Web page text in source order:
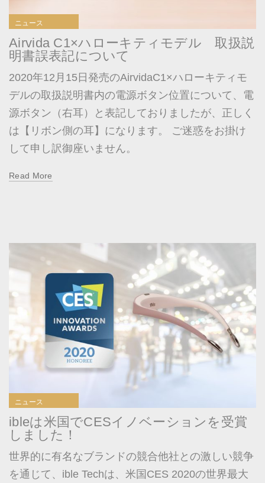
ニュース
Airvida C1×ハローキティモデル 取扱説
明書誤表記について
2020年12月15日発売のAirvidaC1×ハローキティモ
デルの取扱説明書内の電源ボタン位置について、電
源ボタン（右耳）と表記しておりましたが、正しく
は【リボン側の耳】になります。 ご迷惑をお掛け
して申し訳御座いません。
Read More
ニュース
ibleは米国でCESイノベーションを受賞
しました！
世界的に有名なブランドの競合他社との激しい競争
を通じて、ible Techは、米国CES 2020の世界最大